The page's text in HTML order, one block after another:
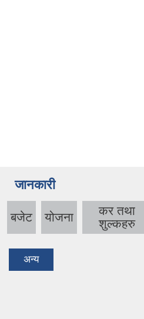
जानकारी
बजेट योजना
कर तथा
शुल्कहरु
अन्य